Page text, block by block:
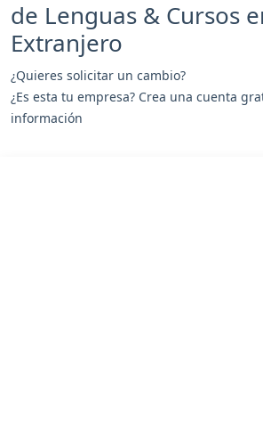
de Lenguas & Cursos
Extranjero
¿Quieres solicitar un cambio?
¿Es esta tu empresa? Crea una cuenta
información